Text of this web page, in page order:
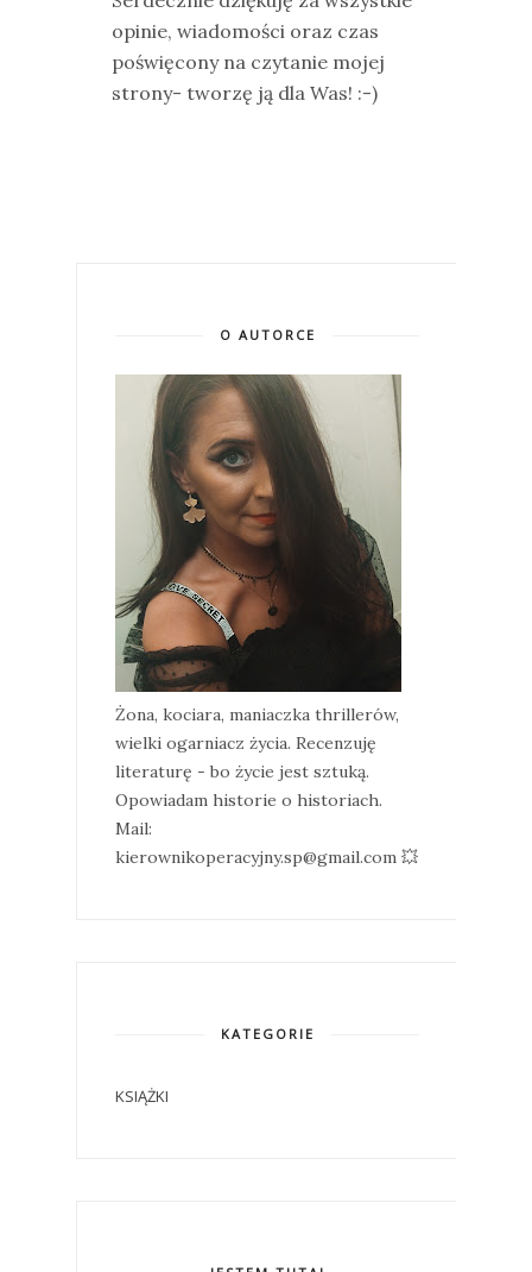
opinie, wiadomości oraz czas
poświęcony na czytanie mojej
strony- tworzę ją dla Was! :-)
O AUTORCE
Żona, kociara, maniaczka thrillerów,
wielki ogarniacz życia. Recenzuję
literaturę - bo życie jest sztuką.
Opowiadam historie o historiach.
Mail:
kierownikoperacyjny.sp@gmail.com 💥
KATEGORIE
KSIĄŻKI